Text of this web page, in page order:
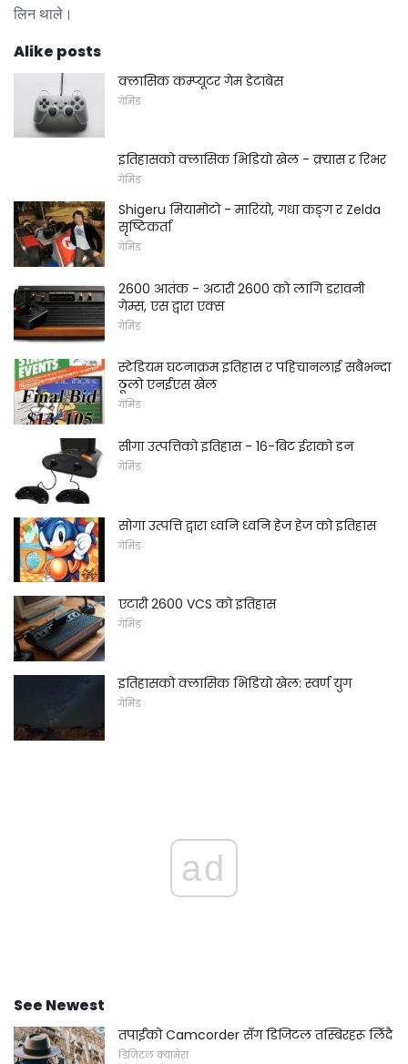
लिन थाले।
Alike posts
क्लासिक कम्प्यूटर गेम डेटाबेस
गेमिङ
इतिहासको क्लासिक भिडियो खेल - क्र्यास र रिभर
गेमिङ
Shigeru मियामोटो - मारियो, गधा कङ्ग र Zelda
सृष्टिकर्ता
गेमिङ
2600 आतंक - अटारी 2600 को लागि डरावनी
गेम्स, एस द्वारा एक्स
गेमिङ
स्टेडियम घटनाक्रम इतिहास र पहिचानलाई सबैभन्दा
ठूलो एनईएस खेल
गेमिङ
सीगा उत्पत्तिको इतिहास - 16-बिट ईराको डन
गेमिङ
सोगा उत्पत्ति द्वारा ध्वनि ध्वनि हेज हेज को इतिहास
गेमिङ
एटारी 2600 VCS को इतिहास
गेमिङ
इतिहासको क्लासिक भिडियो खेल: स्वर्ण युग
गेमिङ
ad
See Newest
तपाईंको Camcorder सँग डिजिटल तस्बिरहरू लिँदै
डिजिटल क्यामेरा